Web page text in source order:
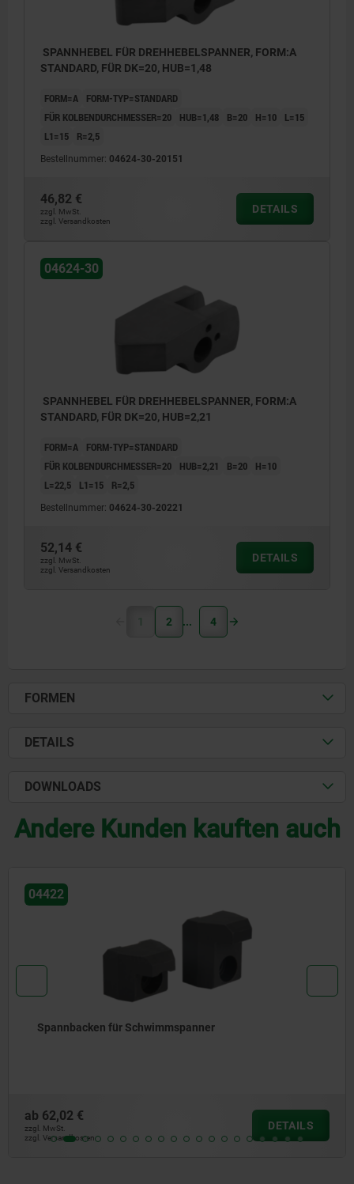
SPANNHEBEL FÜR DREHHEBELSPANNER, FORM:A
STANDARD, FÜR DK=20, HUB=1,48
FORM=A
FORM-TYP=STANDARD
FÜR KOLBENDURCHMESSER=20
HUB=1,48 B=20 H=10
L=15
L1=15
R=2,5
Bestellnummer: 04624-30-20151
46,82 €
zzgl. MwSt.
zzgl. Versandkosten
DETAILS
04624-30
SPANNHEBEL FÜR DREHHEBELSPANNER, FORM:A
STANDARD, FÜR DK=20, HUB=2,21
FORM=A
FORM-TYP=STANDARD
FÜR KOLBENDURCHMESSER=20
HUB=2,21 B=20
H=10
L=22,5
L1=15 R=2,5
Bestellnummer: 04624-30-20221
52,14 €
zzgl. MwSt.
zzgl. Versandkosten
DETAILS
1 2 4
FORMEN
DETAILS
DOWNLOADS
Andere Kunden kauften auch
04422
Spannbacken für Schwimmspanner
ab 62,02 €
zzgl. MwSt.
zzgl. Versandkosten
DETAILS